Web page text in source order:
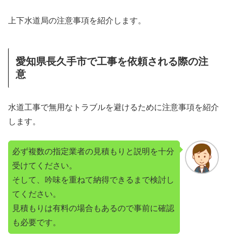
上下水道局の注意事項を紹介します。
愛知県長久手市で工事を依頼される際の注
意
水道工事で無用なトラブルを避けるために注意事項を紹介
します。
必ず複数の指定業者の見積もりと説明を十分
受けてください。
そして、吟味を重ねて納得できるまで検討し
てください。
見積もりは有料の場合もあるので事前に確認
も必要です。